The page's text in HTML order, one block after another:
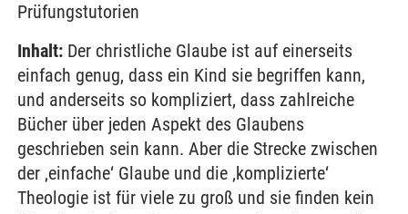
Prüfungstutorien
Inhalt: Der christliche Glaube ist auf einerseits
einfach genug, dass ein Kind sie begriffen kann,
und anderseits so kompliziert, dass zahlreiche
Bücher über jeden Aspekt des Glaubens
geschrieben sein kann. Aber die Strecke zwischen
der ‚einfache‘ Glaube und die ‚komplizierte‘
Theologie ist für viele zu groß und sie finden kein